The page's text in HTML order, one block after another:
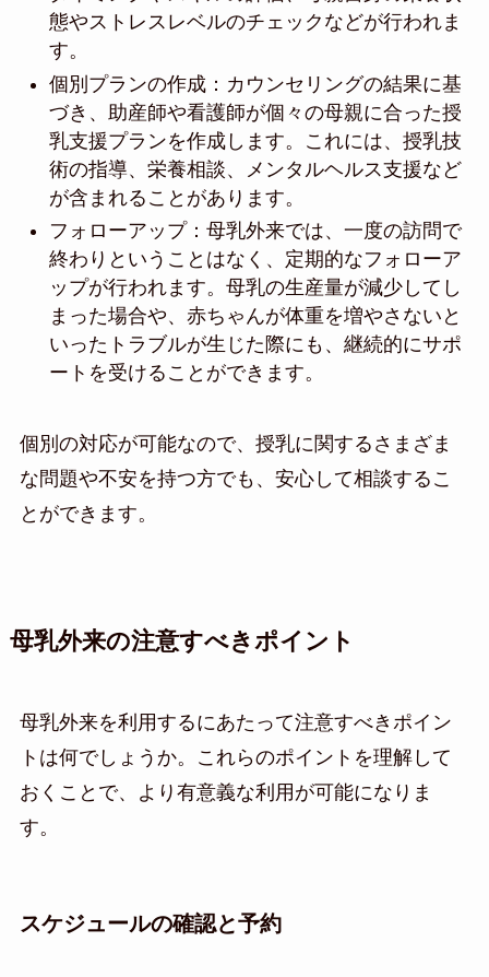
態やストレスレベルのチェックなどが行われま
す。
個別プランの作成：カウンセリングの結果に基
づき、助産師や看護師が個々の母親に合った授
乳支援プランを作成します。これには、授乳技
術の指導、栄養相談、メンタルヘルス支援など
が含まれることがあります。
フォローアップ：母乳外来では、一度の訪問で
終わりということはなく、定期的なフォローア
ップが行われます。母乳の生産量が減少してし
まった場合や、赤ちゃんが体重を増やさないと
いったトラブルが生じた際にも、継続的にサポ
ートを受けることができます。
個別の対応が可能なので、授乳に関するさまざま
な問題や不安を持つ方でも、安心して相談するこ
とができます。
母乳外来の注意すべきポイント
母乳外来を利用するにあたって注意すべきポイン
トは何でしょうか。これらのポイントを理解して
おくことで、より有意義な利用が可能になりま
す。
スケジュールの確認と予約